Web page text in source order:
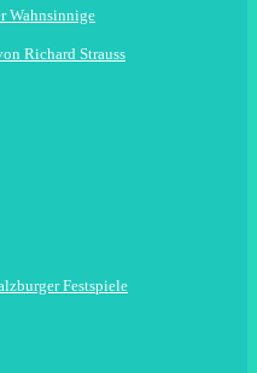
Wahnsinnige
Richard Strauss
Festspiele